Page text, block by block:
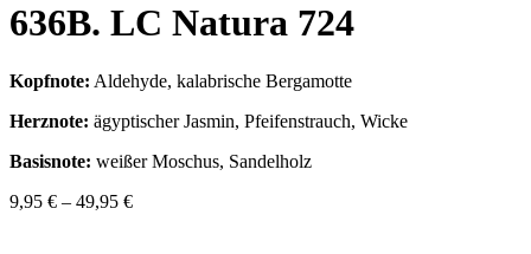
636B. LC Natura 724
Kopfnote: Aldehyde, kalabrische Bergamotte
Herznote: ägyptischer Jasmin, Pfeifenstrauch, Wicke
Basisnote: weißer Moschus, Sandelholz
9,95 € – 49,95 €